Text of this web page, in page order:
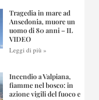
Tragedia in mare ad
Ansedonia, muore un
uomo di 80 anni – IL
VIDEO
Leggi di più »
Incendio a Valpiana,
fiamme nel bosco: in
azione vigili del fuoco e